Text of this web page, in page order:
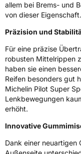
Fahrzeugklasse C1
3PMSF /
Eisgrip Nein
EPREL ID411114
Allgemeine
Herstellerkontakt
allem bei Brems- und
von dieser Eigenschaft.
Präzision und
Für eine präzise
robusten Mittelrippen
haben sie einen
Reifen besonders gut
Michelin Pilot Super
Lenkbewegungen
erhöht.
Innovative
Dank einer neuartigen